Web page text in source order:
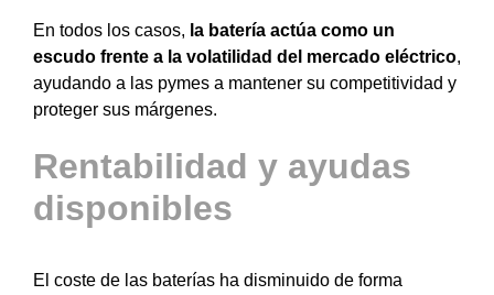
En todos los casos, la batería actúa como un
escudo frente a la volatilidad del mercado eléctrico,
ayudando a las pymes a mantener su competitividad y
proteger sus márgenes.
Rentabilidad y ayudas
disponibles
El coste de las baterías ha disminuido de forma